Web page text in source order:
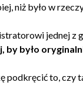
niż było w
jednej z
by było
podkręcić to, czy